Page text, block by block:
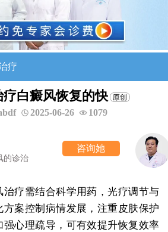
疗
白癜风恢复的快
2025-06-26 1079
一科主任
擅长：外科手术治疗各类白癜风等
疗需结合科学用药，光疗调节与
方案控制病情发展，注重皮肤保护
强心理疏导，可有效提升恢复效率